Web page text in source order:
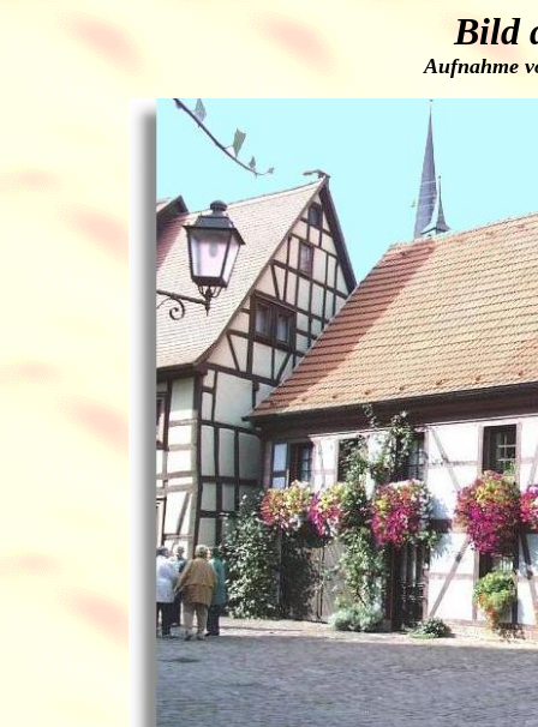
Bild
Aufnahme